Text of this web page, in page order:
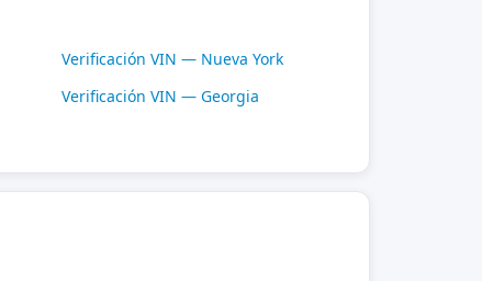
Verificación VIN — Nueva York
Verificación VIN — Georgia